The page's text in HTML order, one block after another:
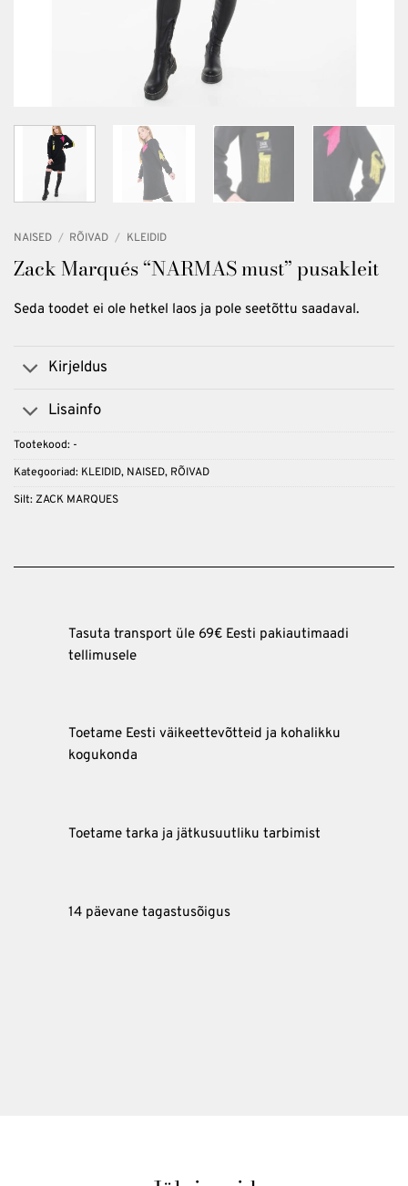
NAISED / RÕIVAD / KLEIDID
Zack Marqués “NARMAS must” pusakleit
Seda toodet ei ole hetkel laos ja pole seetõttu saadaval.
Kirjeldus
Lisainfo
Tootekood: -
Kategooriad: KLEIDID, NAISED, RÕIVAD
Silt:ZACK MARQUES
Tasuta transport üle 69€ Eesti pakiautimaadi
tellimusele
Toetame Eesti väikeettevõtteid ja kohalikku
kogukonda
Toetame tarka ja jätkusuutliku tarbimist
14 päevane tagastusõigus